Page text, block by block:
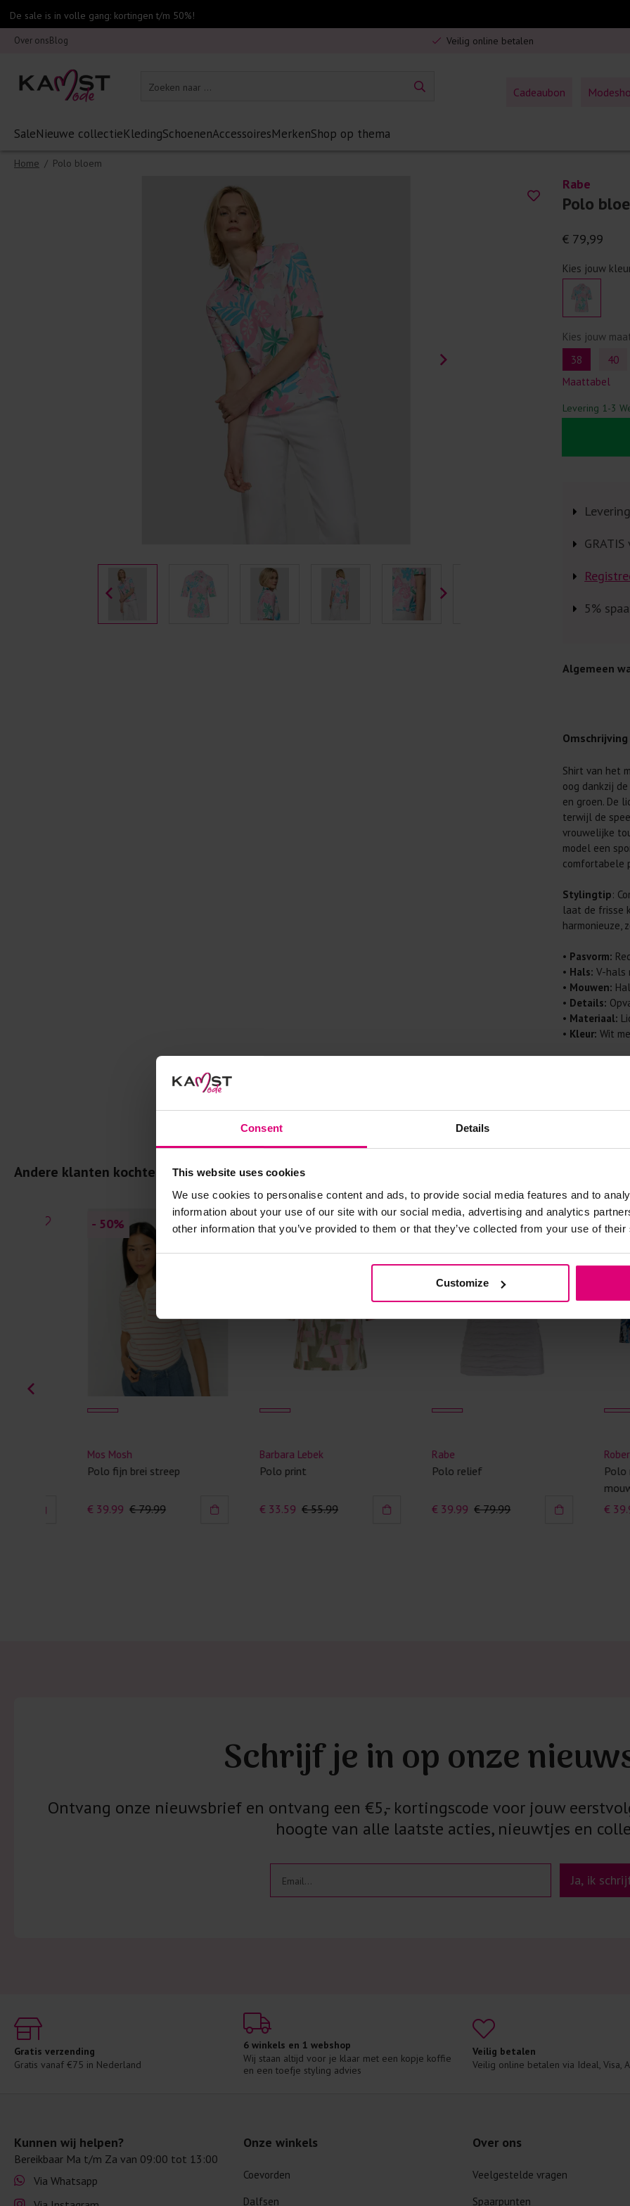
Consent Details
This website uses cookies
We use cookies to personalise content and ads, to provide social media features and to
information about your use of our site with our social media, advertising and analytics
other information that you’ve provided to them or that they’ve collected from your use of
Customize
De sale is in volle gang: kortingen t/m 50%!
Over onsBlog
5% spaarbonus op jouw aankoop
Cadeaubon
SaleNieuwe collectieKledingSchoenenAccessoiresMerkenShop op thema
Home / Polo bloem
Rabe
Polo
€ 79,99
Kies jouw
Kies jouw
38
40
Maattabel
Levering 1-3
5%
Algemeen
Je wilt
Daarom
Lees altijd
Was
buitenkant.
Wees
Was zo
al prima.
kreuken/
Gebruik
artikelen
Selecteer
wasmiddel.
voorkomt
Controleer
kledingstuk
van het
niet
Twijfels?
Omschrijving
Shirt van het
oog dankzij
en groen. De
terwijl de
vrouwelijke
model een
comfortabele
Stylingtip:
laat de frisse
harmonieuze,
• Pasvorm:
• Hals: V-hals
• Mouwen:
• Details:
• Materiaal:
• Kleur: Wit
Andere klanten kochten dit ook
%
Mos Mosh
Polo fijn brei streep
€ 39.99 € 79.99
- 40 %
Barbara Lebek
Polo print
€ 33.59 € 55.99
- 50%
Polo relief
€ 39.99 € 79.99
- 50%
Roberto
Polo met
€ 39.99 €
Schrijf je in op onze
Ontvang onze nieuwsbrief en ontvang een €5,- kortingscode voor jouw
hoogte van alle laatste acties, nieuwtjes en
Ja, ik
Gratis verzending
Gratis vanaf €75 in Nederland
6 winkels en 1 webshop
Wij staan altijd voor je klaar met een kopje koffie
en een toefje styling advies
Veilig betalen
Veilig online betalen via Ideal, Visa,
Kunnen wij helpen?
Bereikbaar Ma t/m Za van 09:00 tot 13:00
Via Whatsapp
Onze winkels
Coevorden
Dalfsen
Over ons
Veelgestelde vragen
Spaarpunten